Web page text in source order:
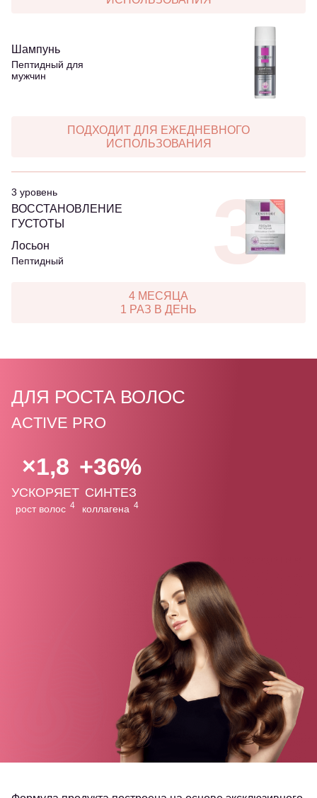
ПОДХОДИТ ДЛЯ ЕЖЕДНЕВНОГО
ИСПОЛЬЗОВАНИЯ
Шампунь
Пептидный для
мужчин
3
4 МЕСЯЦА
1 РАЗ В ДЕНЬ
3 уровень
ВОССТАНОВЛЕНИЕ
ГУСТОТЫ
Лосьон
Пептидный
ДЛЯ РОСТА ВОЛОС
ACTIVE PRO
×1,8
УСКОРЯЕТ
рост волос 4
+36%
СИНТЕЗ
коллагена 4